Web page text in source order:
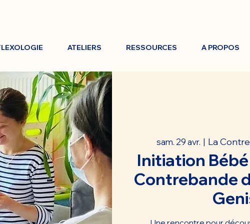
ATELIERS RESSOURCES A PROPOS
sam. 29 avr.
  |
La
Initiation
Contrebande